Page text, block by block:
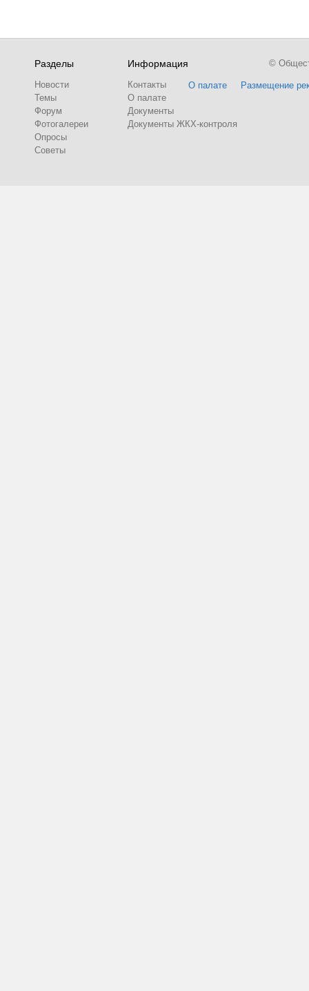
Разделы
Новости
Темы
Форум
Фотогалереи
Опросы
Советы
Информация
Контакты
О палате
Документы
Документы ЖКХ-контроля
О палате Размещение
©